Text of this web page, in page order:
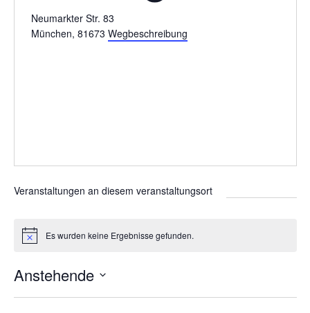
Neumarkter Str. 83
München, 81673 Wegbeschreibung
Veranstaltungen an diesem veranstaltungsort
H
w
e
i
Es wurden keine Ergebnisse gefunden.
Anstehende